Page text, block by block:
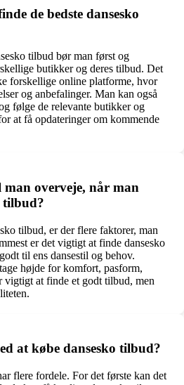
de bedste dansesko
tilbud bør man først og
butikker og deres tilbud. Det
forskellige online platforme, hvor
og anbefalinger. Man kan også
følge de relevante butikker og
at få opdateringer om kommende
overveje, når man
tilbud?
tilbud, er der flere faktorer, man
er det vigtigt at finde dansesko
til ens dansestil og behov.
højde for komfort, pasform,
vigtigt at finde et godt tilbud, men
at købe dansesko tilbud?
flere fordele. For det første kan det